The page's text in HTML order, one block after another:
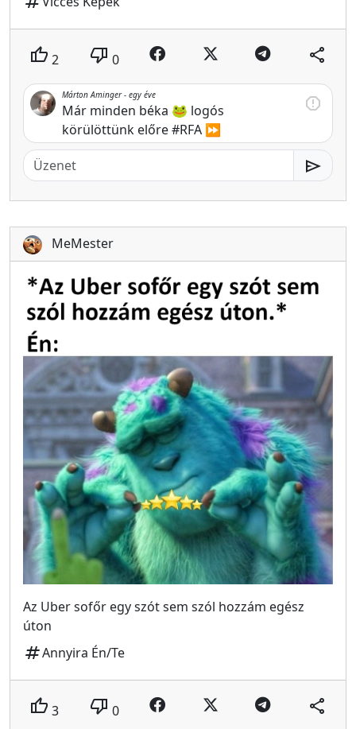
thumb_up 2 thumb_down 0 share
Márton Aminger - egy éve
Már minden béka 🐸 logós
körülöttünk előre #RFA ⏩
report
send
MeMester
Az Uber sofőr egy szót sem szól hozzám egész
úton
tagAnnyira Én/Te
thumb_up 3 thumb_down 0 share